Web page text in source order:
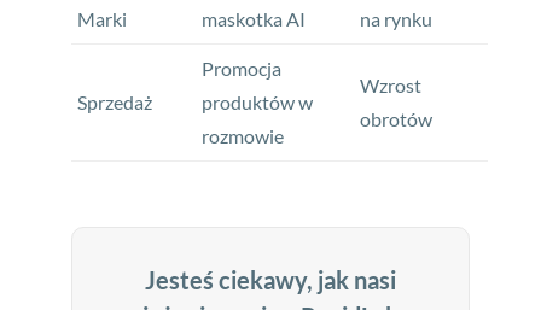
Marki maskotka AI na rynku
Sprzedaż
Promocja
produktów w
rozmowie
Wzrost
obrotów
Jesteś ciekawy, jak nasi